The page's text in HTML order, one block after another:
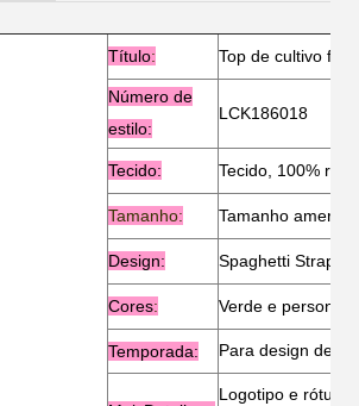
Título: Top de cultivo
Número de
estilo:
LCK186018
Tecido: Tecido, 100%
Tamanho: Tamanho
Design: Spaghetti Strap e
Cores: Verde e
Temporada: Para design de
Logotipo e rótulo